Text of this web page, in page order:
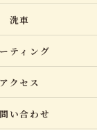
洗車
ティング
アクセス
い合わせ